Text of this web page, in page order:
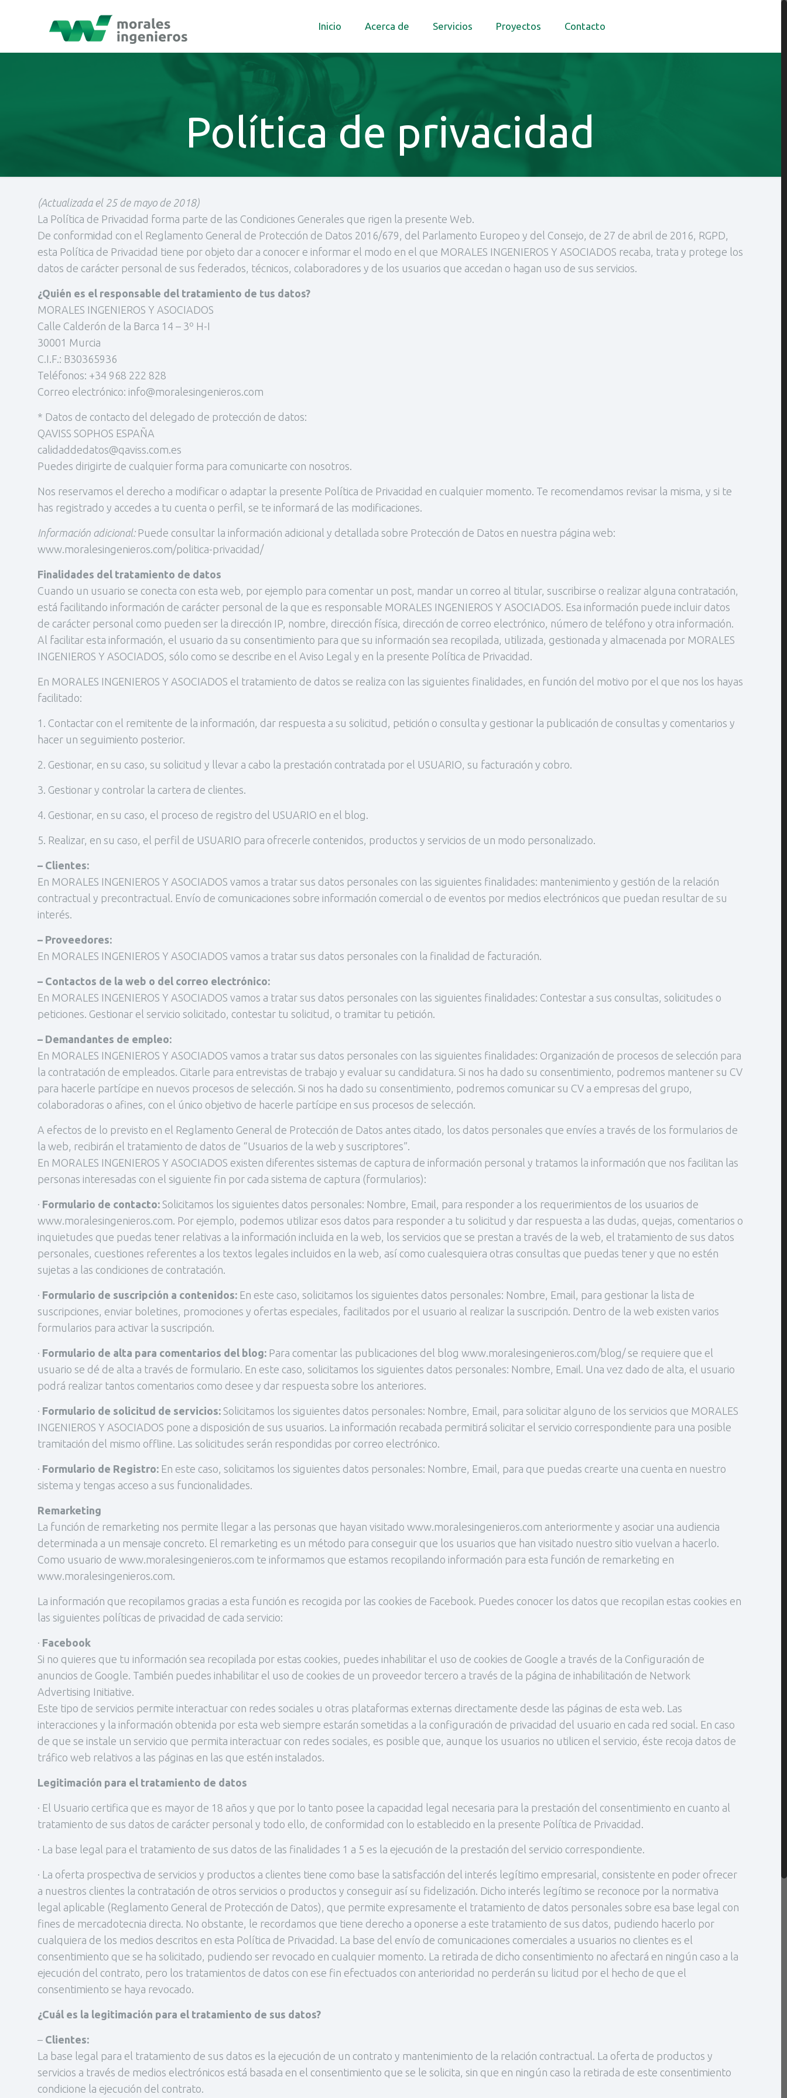
Inicio Acerca de Servicios Proyectos Contacto
Política de privacidad
(Actualizada el 25 de mayo de 2018)
La Política de Privacidad forma parte de las Condiciones Generales que rigen la presente Web.
De conformidad con el Reglamento General de Protección de Datos 2016/679, del Parlamento Europeo y del Consejo, de 27 de abril de 2016, RGPD,
esta Política de Privacidad tiene por objeto dar a conocer e informar el modo en el que MORALES INGENIEROS Y ASOCIADOS recaba, trata y protege los
datos de carácter personal de sus federados, técnicos, colaboradores y de los usuarios que accedan o hagan uso de sus servicios.
¿Quién es el responsable del tratamiento de tus datos?
MORALES INGENIEROS Y ASOCIADOS
Calle Calderón de la Barca 14 – 3º H-I
30001 Murcia
C.I.F.: B30365936
Teléfonos: +34 968 222 828
Correo electrónico: info@moralesingenieros.com
* Datos de contacto del delegado de protección de datos:
QAVISS SOPHOS ESPAÑA
calidaddedatos@qaviss.com.es
Puedes dirigirte de cualquier forma para comunicarte con nosotros.
Nos reservamos el derecho a modificar o adaptar la presente Política de Privacidad en cualquier momento. Te recomendamos revisar la misma, y si te
has registrado y accedes a tu cuenta o perfil, se te informará de las modificaciones.
Información adicional: Puede consultar la información adicional y detallada sobre Protección de Datos en nuestra página web:
www.moralesingenieros.com/politica-privacidad/
Finalidades del tratamiento de datos
Cuando un usuario se conecta con esta web, por ejemplo para comentar un post, mandar un correo al titular, suscribirse o realizar alguna contratación,
está facilitando información de carácter personal de la que es responsable MORALES INGENIEROS Y ASOCIADOS. Esa información puede incluir datos
de carácter personal como pueden ser la dirección IP, nombre, dirección física, dirección de correo electrónico, número de teléfono y otra información.
Al facilitar esta información, el usuario da su consentimiento para que su información sea recopilada, utilizada, gestionada y almacenada por MORALES
INGENIEROS Y ASOCIADOS, sólo como se describe en el Aviso Legal y en la presente Política de Privacidad.
En MORALES INGENIEROS Y ASOCIADOS el tratamiento de datos se realiza con las siguientes finalidades, en función del motivo por el que nos los hayas
facilitado:
1. Contactar con el remitente de la información, dar respuesta a su solicitud, petición o consulta y gestionar la publicación de consultas y comentarios y
hacer un seguimiento posterior.
2. Gestionar, en su caso, su solicitud y llevar a cabo la prestación contratada por el USUARIO, su facturación y cobro.
3. Gestionar y controlar la cartera de clientes.
4. Gestionar, en su caso, el proceso de registro del USUARIO en el blog.
5. Realizar, en su caso, el perfil de USUARIO para ofrecerle contenidos, productos y servicios de un modo personalizado.
– Clientes:
En MORALES INGENIEROS Y ASOCIADOS vamos a tratar sus datos personales con las siguientes finalidades: mantenimiento y gestión de la relación
contractual y precontractual. Envío de comunicaciones sobre información comercial o de eventos por medios electrónicos que puedan resultar de su
interés.
– Proveedores:
En MORALES INGENIEROS Y ASOCIADOS vamos a tratar sus datos personales con la finalidad de facturación.
– Contactos de la web o del correo electrónico:
En MORALES INGENIEROS Y ASOCIADOS vamos a tratar sus datos personales con las siguientes finalidades: Contestar a sus consultas, solicitudes o
peticiones. Gestionar el servicio solicitado, contestar tu solicitud, o tramitar tu petición.
– Demandantes de empleo:
En MORALES INGENIEROS Y ASOCIADOS vamos a tratar sus datos personales con las siguientes finalidades: Organización de procesos de selección para
la contratación de empleados. Citarle para entrevistas de trabajo y evaluar su candidatura. Si nos ha dado su consentimiento, podremos mantener su CV
para hacerle partícipe en nuevos procesos de selección. Si nos ha dado su consentimiento, podremos comunicar su CV a empresas del grupo,
colaboradoras o afines, con el único objetivo de hacerle partícipe en sus procesos de selección.
A efectos de lo previsto en el Reglamento General de Protección de Datos antes citado, los datos personales que envíes a través de los formularios de
la web, recibirán el tratamiento de datos de “Usuarios de la web y suscriptores”.
En MORALES INGENIEROS Y ASOCIADOS existen diferentes sistemas de captura de información personal y tratamos la información que nos facilitan las
personas interesadas con el siguiente fin por cada sistema de captura (formularios):
· Formulario de contacto:Solicitamos los siguientes datos personales: Nombre, Email, para responder a los requerimientos de los usuarios de
www.moralesingenieros.com. Por ejemplo, podemos utilizar esos datos para responder a tu solicitud y dar respuesta a las dudas, quejas, comentarios o
inquietudes que puedas tener relativas a la información incluida en la web, los servicios que se prestan a través de la web, el tratamiento de sus datos
personales, cuestiones referentes a los textos legales incluidos en la web, así como cualesquiera otras consultas que puedas tener y que no estén
sujetas a las condiciones de contratación.
· Formulario de suscripción a contenidos: En este caso, solicitamos los siguientes datos personales: Nombre, Email, para gestionar la lista de
suscripciones, enviar boletines, promociones y ofertas especiales, facilitados por el usuario al realizar la suscripción. Dentro de la web existen varios
formularios para activar la suscripción.
· Formulario de alta para comentarios del blog: Para comentar las publicaciones del blog www.moralesingenieros.com/blog/ se requiere que el
usuario se dé de alta a través de formulario. En este caso, solicitamos los siguientes datos personales: Nombre, Email. Una vez dado de alta, el usuario
podrá realizar tantos comentarios como desee y dar respuesta sobre los anteriores.
· Formulario de solicitud de servicios: Solicitamos los siguientes datos personales: Nombre, Email, para solicitar alguno de los servicios que MORALES
INGENIEROS Y ASOCIADOS pone a disposición de sus usuarios. La información recabada permitirá solicitar el servicio correspondiente para una posible
tramitación del mismo offline. Las solicitudes serán respondidas por correo electrónico.
· Formulario de Registro: En este caso, solicitamos los siguientes datos personales: Nombre, Email, para que puedas crearte una cuenta en nuestro
sistema y tengas acceso a sus funcionalidades.
Remarketing
La función de remarketing nos permite llegar a las personas que hayan visitado www.moralesingenieros.com anteriormente y asociar una audiencia
determinada a un mensaje concreto. El remarketing es un método para conseguir que los usuarios que han visitado nuestro sitio vuelvan a hacerlo.
Como usuario de www.moralesingenieros.com te informamos que estamos recopilando información para esta función de remarketing en
www.moralesingenieros.com.
La información que recopilamos gracias a esta función es recogida por las cookies de Facebook. Puedes conocer los datos que recopilan estas cookies en
las siguientes políticas de privacidad de cada servicio:
· Facebook
Si no quieres que tu información sea recopilada por estas cookies, puedes inhabilitar el uso de cookies de Google a través de la Configuración de
anuncios de Google. También puedes inhabilitar el uso de cookies de un proveedor tercero a través de la página de inhabilitación de Network
Advertising Initiative.
Este tipo de servicios permite interactuar con redes sociales u otras plataformas externas directamente desde las páginas de esta web. Las
interacciones y la información obtenida por esta web siempre estarán sometidas a la configuración de privacidad del usuario en cada red social. En caso
de que se instale un servicio que permita interactuar con redes sociales, es posible que, aunque los usuarios no utilicen el servicio, éste recoja datos de
tráfico web relativos a las páginas en las que estén instalados.
Legitimación para el tratamiento de datos
· El Usuario certifica que es mayor de 18 años y que por lo tanto posee la capacidad legal necesaria para la prestación del consentimiento en cuanto al
tratamiento de sus datos de carácter personal y todo ello, de conformidad con lo establecido en la presente Política de Privacidad.
· La base legal para el tratamiento de sus datos de las finalidades 1 a 5 es la ejecución de la prestación del servicio correspondiente.
· La oferta prospectiva de servicios y productos a clientes tiene como base la satisfacción del interés legítimo empresarial, consistente en poder ofrecer
a nuestros clientes la contratación de otros servicios o productos y conseguir así su fidelización. Dicho interés legítimo se reconoce por la normativa
legal aplicable (Reglamento General de Protección de Datos), que permite expresamente el tratamiento de datos personales sobre esa base legal con
fines de mercadotecnia directa. No obstante, le recordamos que tiene derecho a oponerse a este tratamiento de sus datos, pudiendo hacerlo por
cualquiera de los medios descritos en esta Política de Privacidad. La base del envío de comunicaciones comerciales a usuarios no clientes es el
consentimiento que se ha solicitado, pudiendo ser revocado en cualquier momento. La retirada de dicho consentimiento no afectará en ningún caso a la
ejecución del contrato, pero los tratamientos de datos con ese fin efectuados con anterioridad no perderán su licitud por el hecho de que el
consentimiento se haya revocado.
¿Cuál es la legitimación para el tratamiento de sus datos?
– Clientes:
La base legal para el tratamiento de sus datos es la ejecución de un contrato y mantenimiento de la relación contractual. La oferta de productos y
servicios a través de medios electrónicos está basada en el consentimiento que se le solicita, sin que en ningún caso la retirada de este consentimiento
condicione la ejecución del contrato.